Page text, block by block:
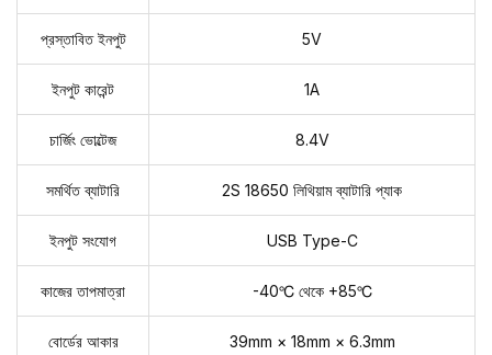
প্রস্তাবিত ইনপুট 5V
ইনপুট কারেন্ট 1A
চার্জিং ভোল্টেজ 8.4V
সমর্থিত ব্যাটারি 2S 18650 লিথিয়াম ব্যাটারি প্যাক
ইনপুট সংযোগ USB Type-C
কাজের তাপমাত্রা -40℃ থেকে +85℃
বোর্ডের আকার 39mm × 18mm × 6.3mm